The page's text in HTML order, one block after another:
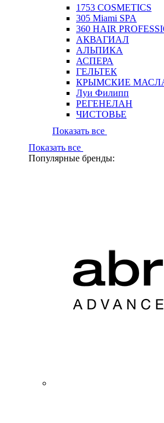
1753 COSMETICS
305 Miami SPA
360 HAIR
АКВАГИАЛ
АЛЬПИКА
АСПЕРА
ГЕЛЬТЕК
КРЫМСКИЕ
Луи Филипп
РЕГЕНЕЛАН
ЧИСТОВЬЕ
Показать все
Показать все
Популярные бренды: